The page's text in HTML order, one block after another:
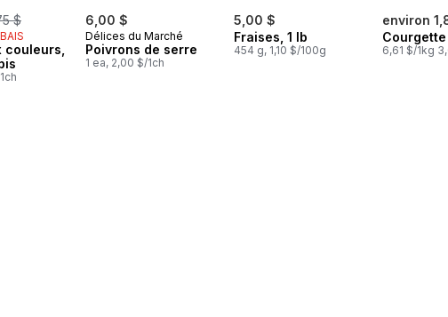
$
couleurs,
6,00 $
Délices du Marché
Poivrons de serre
1 ea, 2,00 $/1ch
5,00 $
Fraises, 1 lb
454 g, 1,10 $/100g
environ
Courgette
6,61 $/1kg